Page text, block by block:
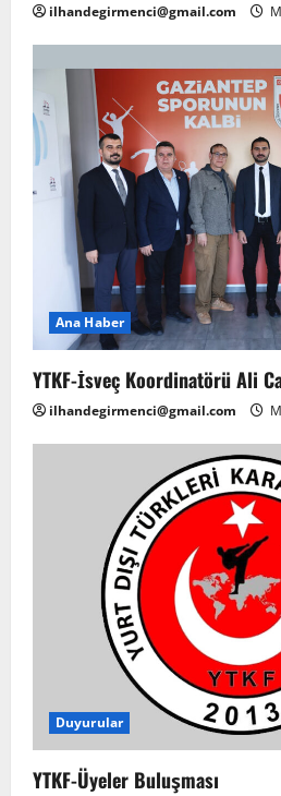
ilhandegirmenci@gmail.com
Ana Haber
YTKF-İsveç Koordinatörü Ali
ilhandegirmenci@gmail.com
Duyurular
YTKF-Üyeler Buluşması